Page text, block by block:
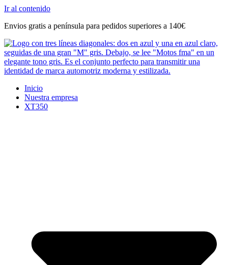
Ir al contenido
Envios gratis a península para pedidos superiores a 140€
Inicio
Nuestra empresa
XT350